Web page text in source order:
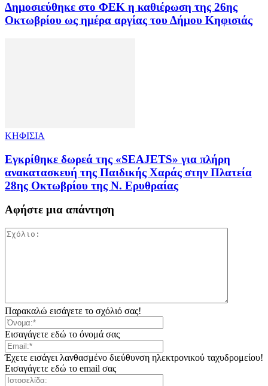
Δημοσιεύθηκε στο ΦΕΚ η καθιέρωση της 26ης
Οκτωβρίου ως ημέρα αργίας του Δήμου Κηφισιάς
ΚΗΦΙΣΙΑ
Εγκρίθηκε δωρεά της «SEAJETS» για πλήρη
ανακατασκευή της Παιδικής Χαράς στην Πλατεία
28ης Οκτωβρίου της Ν. Ερυθραίας
Αφήστε μια απάντηση
Παρακαλώ εισάγετε το σχόλιό σας!
Εισαγάγετε εδώ το όνομά σας
Έχετε εισάγει λανθασμένο διεύθυνση ηλεκτρονικού ταχυδρομείου!
Εισαγάγετε εδώ το email σας